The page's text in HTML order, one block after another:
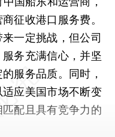
征收港口服务费。
一定挑战，但公司
务充满信心，并坚
服务品质。同时，
应美国市场不断变
配且具有竞争力的